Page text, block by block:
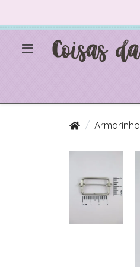
Armarinho